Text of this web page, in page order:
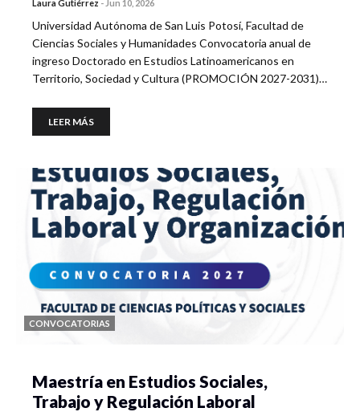
Laura Gutiérrez - Jun 10, 2026
Universidad Autónoma de San Luis Potosí, Facultad de
Ciencias Sociales y Humanidades Convocatoria anual de
ingreso Doctorado en Estudios Latinoamericanos en
Territorio, Sociedad y Cultura (PROMOCIÓN 2027-2031)…
LEER MÁS
CONVOCATORIAS
Maestría en Estudios Sociales,
Trabajo y Regulación Laboral